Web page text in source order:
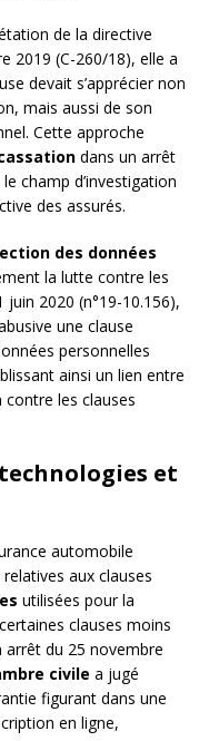
de la directive
2019 (C-260/18), elle a
devait s’apprécier non
mais aussi de son
Cette approche
dans un arrêt
champ d’investigation
des assurés.
des données
la lutte contre les
2020 (n°19-10.156),
une clause
personnelles
ainsi un lien entre
les clauses
et
automobile
aux clauses
utilisées pour la
clauses moins
arrêt du 25 novembre
civile a jugé
figurant dans une
en ligne,